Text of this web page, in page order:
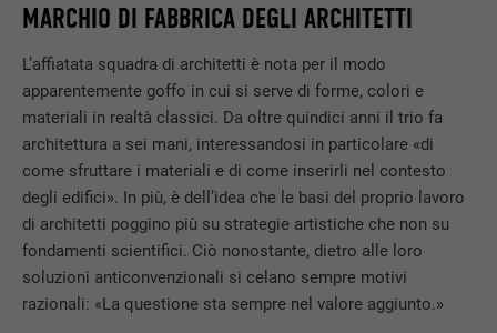
MARCHIO DI FABBRICA DEGLI ARCHITETTI
L’affiatata squadra di architetti è nota per il modo
apparentemente goffo in cui si serve di forme, colori e
materiali in realtà classici. Da oltre quindici anni il trio fa
architettura a sei mani, interessandosi in particolare «di
come sfruttare i materiali e di come inserirli nel contesto
degli edifici». In più, è dell’idea che le basi del proprio lavoro
di architetti poggino più su strategie artistiche che non su
fondamenti scientifici. Ciò nonostante, dietro alle loro
soluzioni anticonvenzionali si celano sempre motivi
razionali: «La questione sta sempre nel valore aggiunto.»